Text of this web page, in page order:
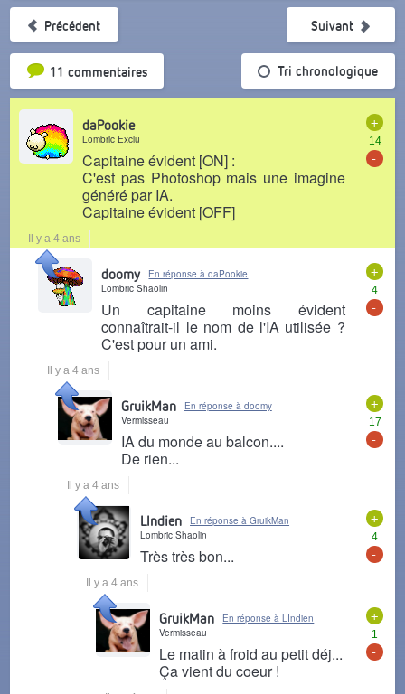
Précédent
11 commentairesTri par popularité Tri chronologique
Suivant
+
14
-
daPookie
Lombric Exclu
Capitaine évident [ON] :
C'est pas Photoshop mais une imagine
généré par IA.
Capitaine évident [OFF]
Il y a 4 ans
+
4
-
doomy
En réponse à daPookie
Lombric Shaolin
Un capitaine moins évident
connaîtrait-il le nom de l'IA utilisée ?
C'est pour un ami.
Il y a 4 ans
+
17
-
GruikMan
En réponse à doomy
Vermisseau
IA du monde au balcon....
De rien...
Il y a 4 ans
+
4
-
LIndien
En réponse à GruikMan
Lombric Shaolin
Très très bon...
Il y a 4 ans
+
1
-
GruikMan
En réponse à LIndien
Vermisseau
Le matin à froid au petit déj...
Ça vient du coeur !